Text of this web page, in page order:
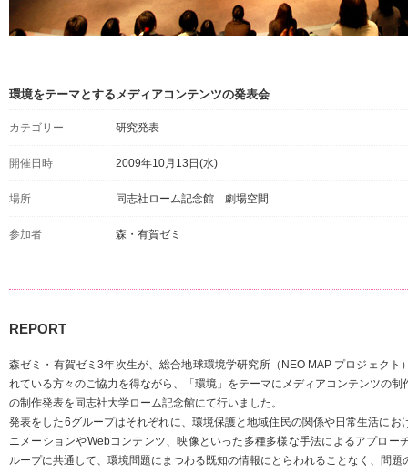
環境をテーマとするメディアコンテンツの発表会
カテゴリー 研究発表
開催日時 2009年10月13日(水)
場所 同志社ローム記念館 劇場空間
参加者 森・有賀ゼミ
REPORT
森ゼミ・有賀ゼミ3年次生が、総合地球環境学研究所（NEO MAP プロジェクト
れている方々のご協力を得ながら、「環境」をテーマにメディアコンテンツの制
の制作発表を同志社大学ローム記念館にて行いました。
発表をした6グループはそれぞれに、環境保護と地域住民の関係や日常生活にお
ニメーションやWebコンテンツ、映像といった多種多様な手法によるアプロー
ループに共通して、環境問題にまつわる既知の情報にとらわれることなく、問